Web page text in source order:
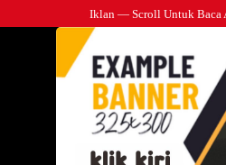
ke
Iklan — Scroll Untuk Baca